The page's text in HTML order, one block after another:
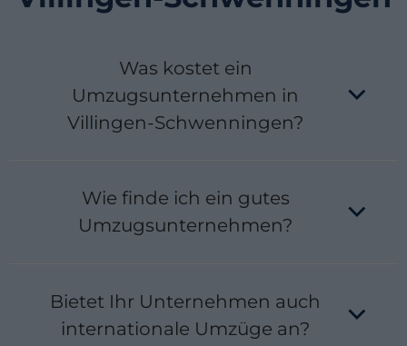
Was kostet ein
Umzugsunternehmen in
Villingen-Schwenningen?
Kleinumzug innerorts kann bereits ab ca. 250 €
starten, während ein großer Fernumzug mehrere
tausend Euro kosten kann.
Wie finde ich ein gutes
Umzugsunternehmen?
versteckte Kosten. Ein lokales Unternehmen hat oft
den Vorteil kurzer Wege und besserer
Bietet Ihr Unternehmen auch
internationale Umzüge an?